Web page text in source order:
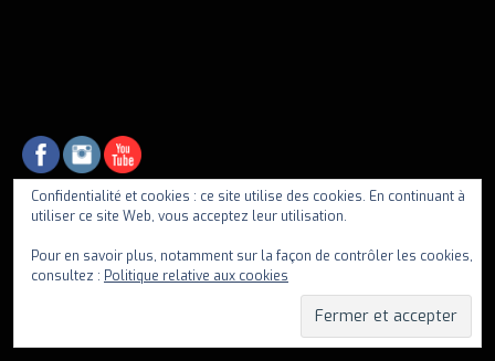
Confidentialité et cookies : ce site utilise des cookies. En continuant à
utiliser ce site Web, vous acceptez leur utilisation.
Pour en savoir plus, notamment sur la façon de contrôler les cookies,
consultez : Politique relative aux cookies